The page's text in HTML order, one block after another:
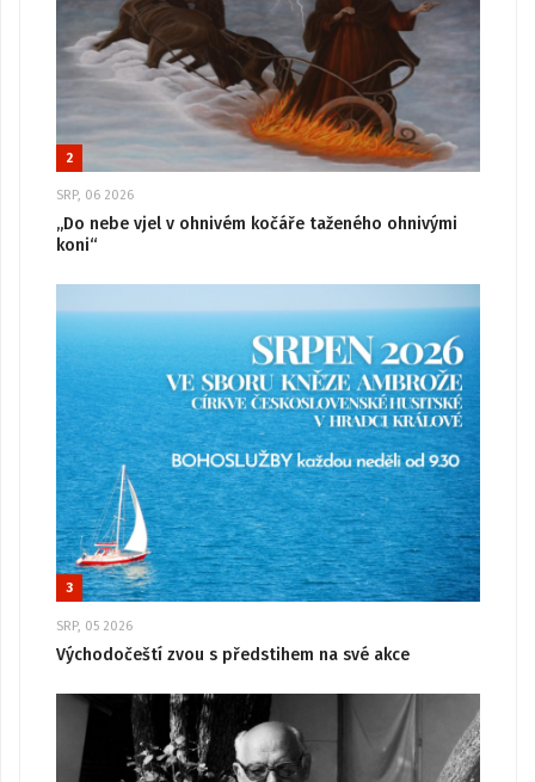
2
SRP, 06 2026
„Do nebe vjel v ohnivém kočáře taženého ohnivými
koni“
3
SRP, 05 2026
Východočeští zvou s předstihem na své akce